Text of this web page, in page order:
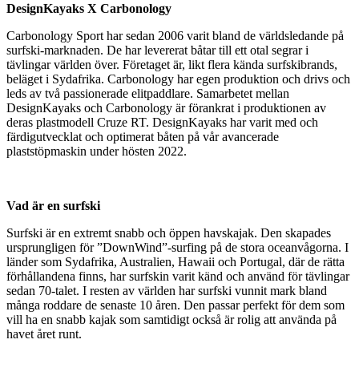
DesignKayaks X Carbonology
Carbonology Sport har sedan 2006 varit bland de världsledande på
surfski-marknaden. De har levererat båtar till ett otal segrar i
tävlingar världen över. Företaget är, likt flera kända surfskibrands,
beläget i Sydafrika. Carbonology har egen produktion och drivs och
leds av två passionerade elitpaddlare. Samarbetet mellan
DesignKayaks och Carbonology är förankrat i produktionen av
deras plastmodell Cruze RT. DesignKayaks har varit med och
färdigutvecklat och optimerat båten på vår avancerade
plaststöpmaskin under hösten 2022.
Vad är en surfski
Surfski är en extremt snabb och öppen havskajak. Den skapades
ursprungligen för ”DownWind”-surfing på de stora oceanvågorna. I
länder som Sydafrika, Australien, Hawaii och Portugal, där de rätta
förhållandena finns, har surfskin varit känd och använd för tävlingar
sedan 70-talet. I resten av världen har surfski vunnit mark bland
många roddare de senaste 10 åren. Den passar perfekt för dem som
vill ha en snabb kajak som samtidigt också är rolig att använda på
havet året runt.